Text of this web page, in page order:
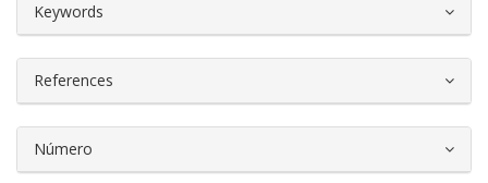
Keywords
References
Número